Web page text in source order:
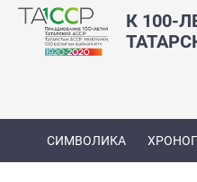
К 100-
СИМВОЛИКА